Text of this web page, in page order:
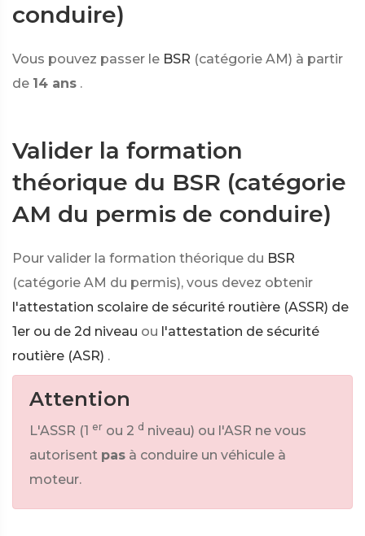
conduire)
Vous pouvez passer le BSR (catégorie AM) à partir
de 14 ans .
Valider la formation
théorique du BSR (catégorie
AM du permis de conduire)
Pour valider la formation théorique du BSR
(catégorie AM du permis), vous devez obtenir
l'attestation scolaire de sécurité routière (ASSR) de
1er ou de 2d niveau ou l'attestation de sécurité
routière (ASR) .
Attention
L'ASSR (1 er ou 2 d niveau) ou l'ASR ne vous
autorisent pas à conduire un véhicule à
moteur.